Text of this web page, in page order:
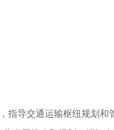
导交通运输枢纽规划和